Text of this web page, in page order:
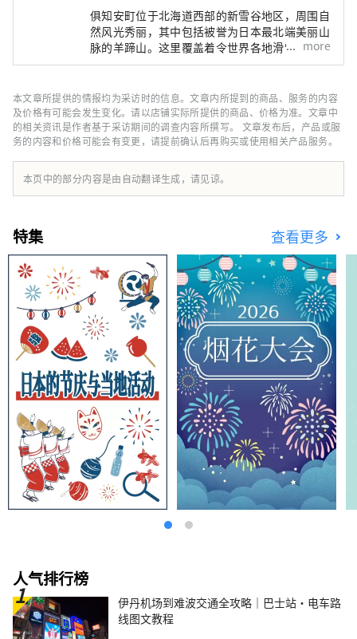
俱知安町位于北海道西部的新雪谷地区，周围自
然风光秀丽，其中包括被誉为日本最北端美丽山
脉的羊蹄山。这里覆盖着令世界各地滑雪爱好者
梦寐以求的细腻粉雪，堪称魅力十足的度假胜
绍新雪谷俱知安的热门餐厅、美丽的自然风光、
豪华酒店，以及实用的旅游信息。
more
本文章所提供的情报均为采访时的信息。文章内所提到的商品、服务的内容
及价格有可能会发生变化。请以店铺实际所提供的商品、价格为准。文章中
的相关资讯是作者基于采访期间的调查内容所撰写。 文章发布后，产品或服
务的内容和价格可能会有变更，请提前确认后再购买或使用相关产品服务。
本页中的部分内容是由自动翻译生成，请见谅。
特集 查看更多
人气排行榜
伊丹机场到难波交通全攻略｜巴士站・电车路
线图文教程